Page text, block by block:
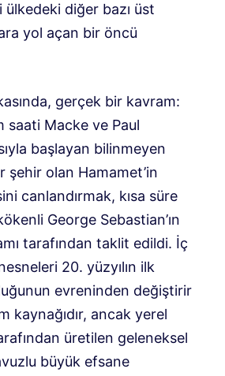
diğer bazı üst
yol açan bir öncü
gerçek bir kavram:
saati Macke ve Paul
başlayan bilinmeyen
şehir olan Hamamet’in
canlandırmak, kısa süre
George Sebastian’ın
tarafından taklit edildi. İç
20. yüzyılın ilk
evreninden değiştirir
kaynağıdır, ancak yerel
üretilen geleneksel
büyük efsane